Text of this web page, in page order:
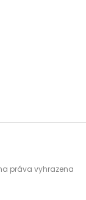
práva vyhrazena